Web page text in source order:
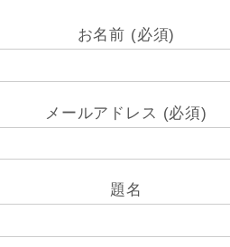
お名前 (必須)
メールアドレス (必須)
題名